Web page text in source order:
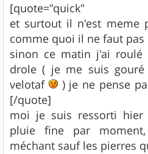
s
s
a
g
e
[quote="quick"
et surtout il n'est meme
comme quoi il ne faut
sinon ce matin j'ai roulé
drole ( je me suis
velotaf
) je ne pense
[/quote]
moi je suis ressorti
pluie fine par
méchant sauf les pierres